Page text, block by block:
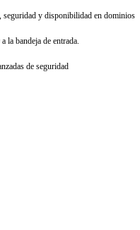
y disponibilidad en dominios
la bandeja de entrada.
de seguridad